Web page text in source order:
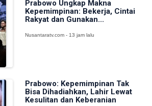
Prabowo Ungkap Makna
Kepemimpinan: Bekerja, Cintai
Rakyat dan Gunakan...
Nusantaratv.com - 13 jam lalu
Prabowo: Kepemimpinan Tak
Bisa Dihadiahkan, Lahir Lewat
Kesulitan dan Keberanian